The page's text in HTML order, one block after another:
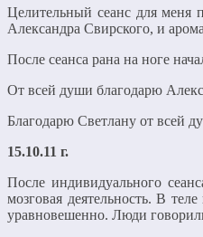
Целительный сеанс для меня
Александра Свирского, и
После сеанса рана на ноге
От всей души благодарю
Благодарю Светлану от всей
15.10.11 г.
После индивидуального
мозговая деятельность. В
уравновешенно. Люди